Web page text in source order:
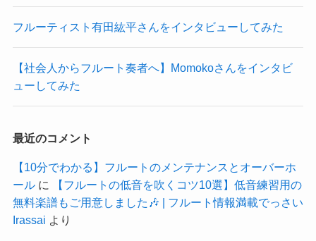
フルーティスト有田紘平さんをインタビューしてみた
【社会人からフルート奏者へ】Momokoさんをインタビ
ューしてみた
最近のコメント
【10分でわかる】フルートのメンテナンスとオーバーホ
ールに
【フルートの低音を吹くコツ10選】低音練習用の
無料楽譜もご用意しました🎶 | フルート情報満載でっさい
Irassai より